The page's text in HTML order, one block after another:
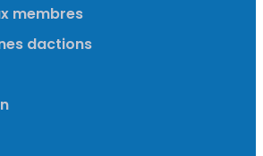
membres
dactions